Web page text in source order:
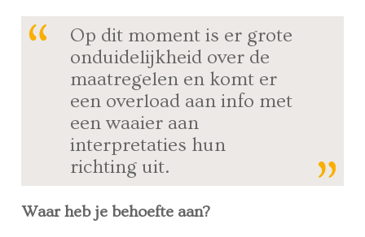
Op dit moment is er grote
onduidelijkheid over de
maatregelen en komt er
een overload aan info met
een waaier aan
interpretaties hun
richting uit.
Waar heb je behoefte aan?